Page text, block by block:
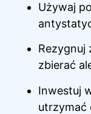
Używaj
Rezygnuj
zbierać
Inwestuj
utrzymać